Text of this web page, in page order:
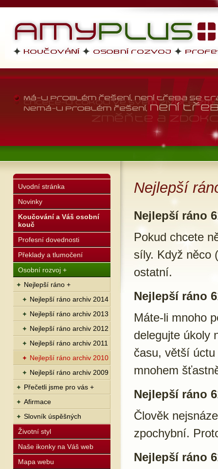
AMYPLUS
profesní dovednosti, osobní
životní styl
Uvodní stránka
Novinky
Koučování a Váš osobní
kouč
Profesní dovednosti
Překlady a tlumočení
Osobní rozvoj +
Nejlepší ráno +
Nejlepší ráno archiv 2014
Nejlepší ráno archiv 2013
Nejlepší ráno archiv 2012
Nejlepší ráno archiv 2011
Nejlepší ráno archiv 2010
Nejlepší ráno archiv 2009
Přečetli jsme pro vás +
Afirmace
Slovník úspěšných
Životní styl
Naše ikonky na Váš web
Mapa webu
Nejlepší
Nejlepší ráno
Pokud chcete
síly. Když něco
ostatní.
Nejlepší ráno
Máte-li mnoho
delegujte úkoly
času, větší
mnohem
Nejlepší ráno
Člověk
zpochybní.
Nejlepší ráno